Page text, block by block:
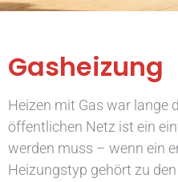
Gasheizung
Heizen mit Gas war lange
öffentlichen Netz ist ein
werden muss – wenn ein
Heizungstyp gehört zu